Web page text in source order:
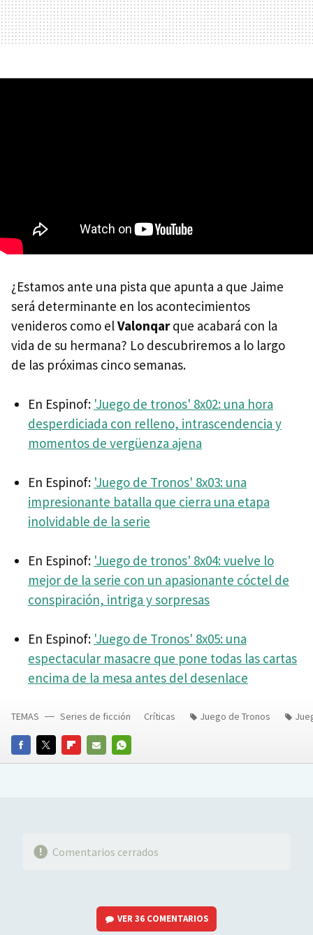
¿Estamos ante una pista que apunta a que Jaime
será determinante en los acontecimientos
venideros como elValonqarque acabará con la
vida de su hermana? Lo descubriremos a lo largo
de las próximas cinco semanas.
En Espinof: 'Juego de tronos' 8x02: una hora
desperdiciada con relleno, intrascendencia y
momentos de vergüenza ajena
En Espinof: 'Juego de Tronos' 8x03: una
impresionante batalla que cierra una etapa
inolvidable de la serie
En Espinof: 'Juego de tronos' 8x04: vuelve lo
mejor de la serie con un apasionante cóctel de
conspiración, intriga y sorpresas
En Espinof: 'Juego de Tronos' 8x05: una
espectacular masacre que pone todas las cartas
encima de la mesa antes del desenlace
FACEBOOKTWITTERFLIPBOARD
E-
WHATSAPP
TEMAS Series de ficción Críticas Juego de Tronos
Comentarios cerrados
VER36 COMENTARIOS